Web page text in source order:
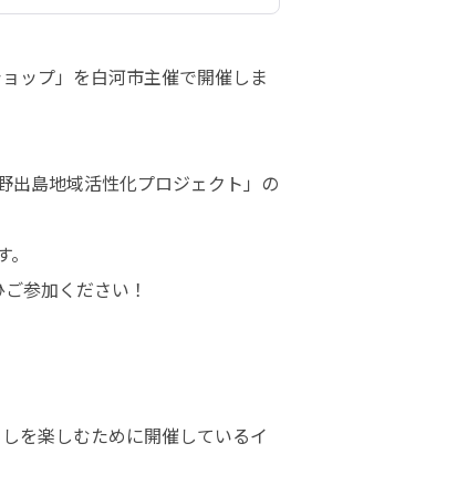
ップ」を白河市主催で開催しま
出島地域活性化プロジェクト」の
参加ください！
を楽しむために開催しているイ